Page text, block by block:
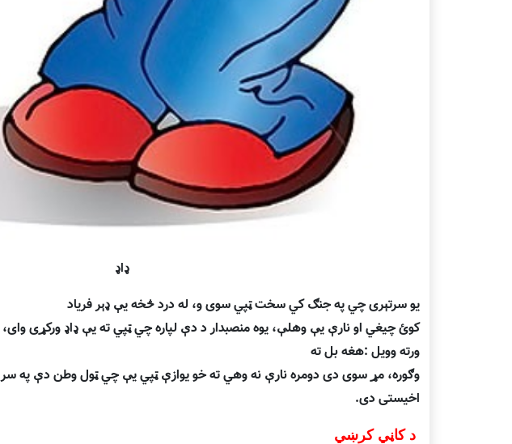
ډاډ
يو سرتېرى چي په جنګ كي سخت ټپي سوى و، له درد څخه يې ډېر فرياد
کوئ چيغي او نارې يې وهلې، يوه منصبدار د دې لپاره چي ټپي ته يې ډاډ وركړی وای،
ورته وويل :هغه بل ته
وګوره، مړ سوى دى دومره نارې نه وهي ته خو يوازې ټپي يې چي ټول وطن دې په سر
اخيستی دی.
د کاڼي کرښي